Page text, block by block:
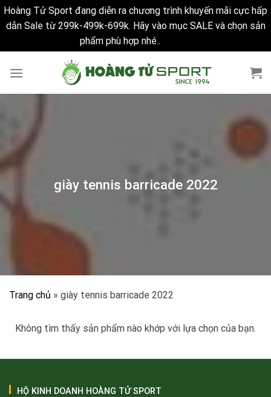
Hoàng Tử Sport đang diễn ra chương trình khuyến mãi cực hấp
dẫn Sale từ 299k-499k-699k. Hãy vào mục SALE và chọn sản
phẩm phù hợp nhé..
giày tennis barricade 2022
Trang chủ » giày tennis barricade 2022
Không tìm thấy sản phẩm nào khớp với lựa chọn của bạn.
HỘ KINH DOANH HOÀNG TỬ SPORT